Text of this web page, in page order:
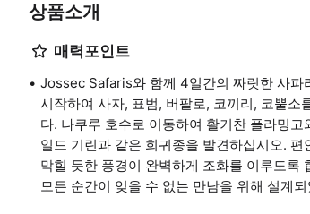
상품소개
매력포인트
Jossec Safaris와 함께 4일간의 짜릿한 사파
시작하여 사자, 표범, 버팔로, 코끼리, 코뿔소
다. 나쿠루 호수로 이동하여 활기찬 플라밍
일드 기린과 같은 희귀종을 발견하십시오.
막힐 듯한 풍경이 완벽하게 조화를 이루도
모든 순간이 잊을 수 없는 만남을 위해 설계